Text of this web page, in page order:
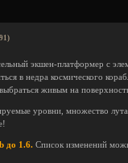
экшен-платформер с
в недра космического
живым на
уровни, множество
до 1.6. Список изменений